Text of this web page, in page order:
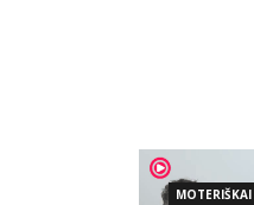
MOTERIŠKAI